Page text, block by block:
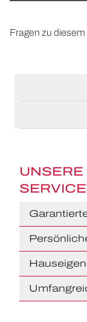
Fragen zu
UNSERE